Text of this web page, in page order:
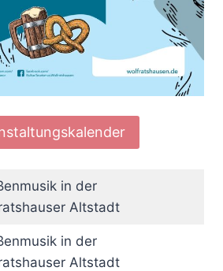
in der
Altstadt
in der
Altstadt